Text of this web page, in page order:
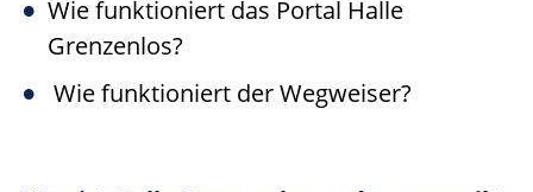
Wie funktioniert das Portal Halle
Grenzenlos?
Wie funktioniert der Wegweiser?